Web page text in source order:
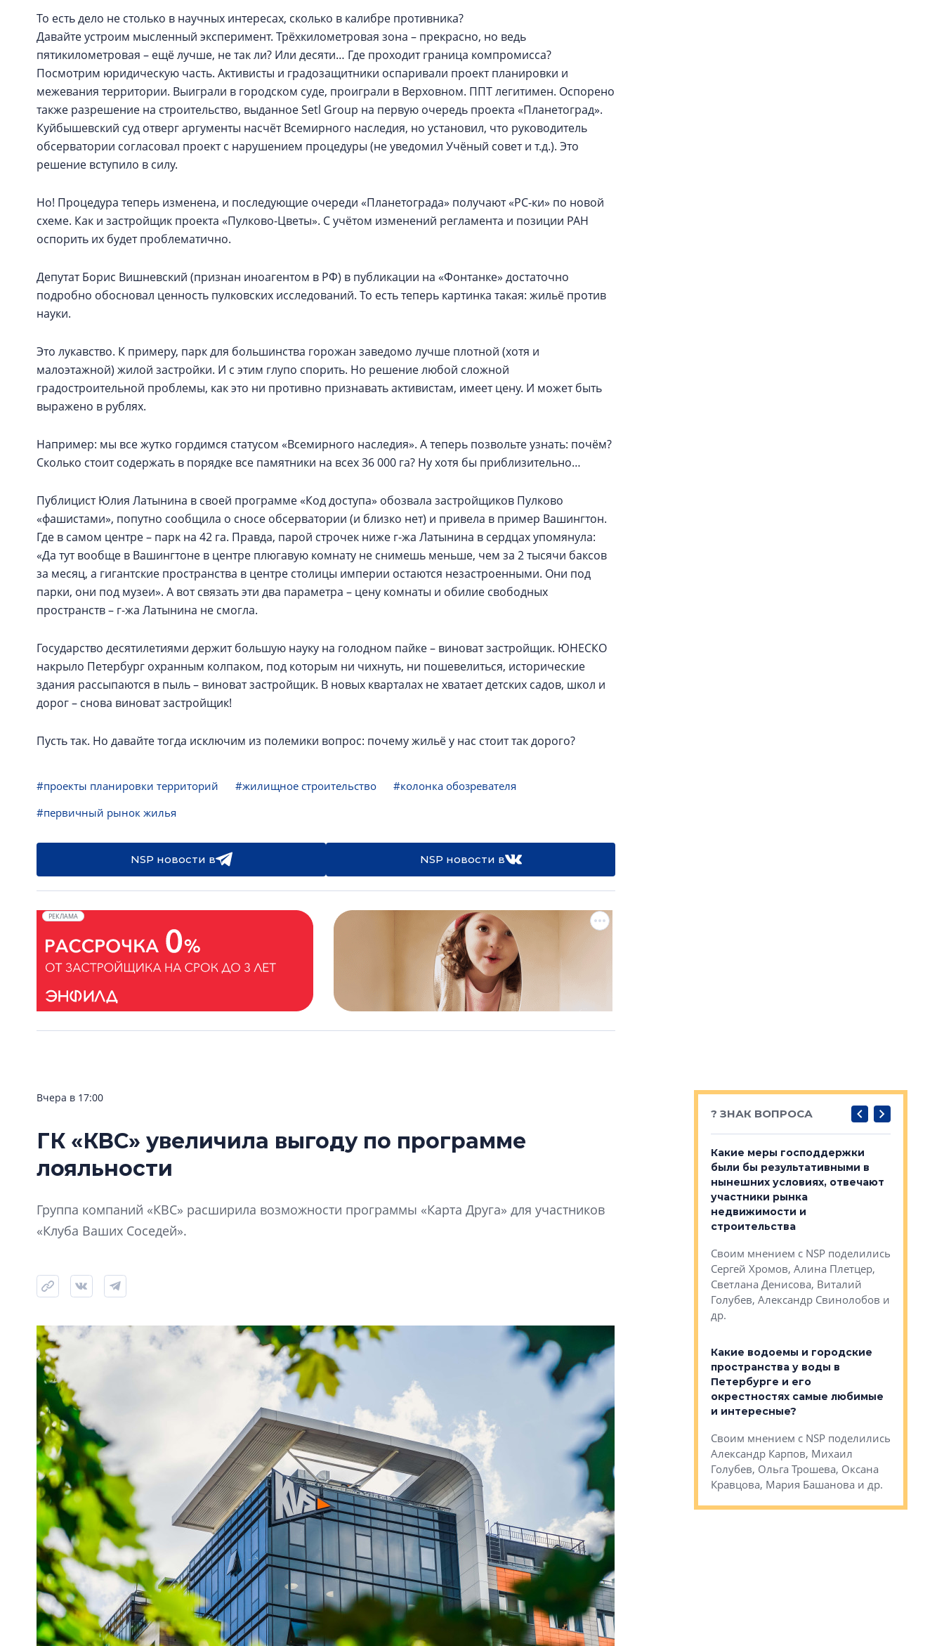
То есть дело не столько в научных интересах, сколько в калибре противника?
Давайте устроим мысленный эксперимент. Трёхкилометровая зона – прекрасно, но ведь
пятикилометровая – ещё лучше, не так ли? Или десяти… Где проходит граница компромисса?
Посмотрим юридическую часть. Активисты и градозащитники оспаривали проект планировки и
межевания территории. Выиграли в городском суде, проиграли в Верховном. ППТ легитимен. Оспорено
также разрешение на строительство, выданное Setl Group на первую очередь проекта «Планетоград».
Куйбышевский суд отверг аргументы насчёт Всемирного наследия, но установил, что руководитель
обсерватории согласовал проект с нарушением процедуры (не уведомил Учёный совет и т.д.). Это
решение вступило в силу.
Но! Процедура теперь изменена, и последующие очереди «Планетограда» получают «РС-ки» по новой
схеме. Как и застройщик проекта «Пулково-Цветы». С учётом изменений регламента и позиции РАН
оспорить их будет проблематично.
Депутат Борис Вишневский (признан иноагентом в РФ) в публикации на «Фонтанке» достаточно
подробно обосновал ценность пулковских исследований. То есть теперь картинка такая: жильё против
науки.
Это лукавство. К примеру, парк для большинства горожан заведомо лучше плотной (хотя и
малоэтажной) жилой застройки. И с этим глупо спорить. Но решение любой сложной
градостроительной проблемы, как это ни противно признавать активистам, имеет цену. И может быть
выражено в рублях.
Например: мы все жутко гордимся статусом «Всемирного наследия». А теперь позвольте узнать: почём?
Сколько стоит содержать в порядке все памятники на всех 36 000 га? Ну хотя бы приблизительно…
Публицист Юлия Латынина в своей программе «Код доступа» обозвала застройщиков Пулково
«фашистами», попутно сообщила о сносе обсерватории (и близко нет) и привела в пример Вашингтон.
Где в самом центре – парк на 42 га. Правда, парой строчек ниже г-жа Латынина в сердцах упомянула:
«Да тут вообще в Вашингтоне в центре плюгавую комнату не снимешь меньше, чем за 2 тысячи баксов
за месяц, а гигантские пространства в центре столицы империи остаются незастроенными. Они под
парки, они под музеи». А вот связать эти два параметра – цену комнаты и обилие свободных
пространств – г-жа Латынина не смогла.
Государство десятилетиями держит большую науку на голодном пайке – виноват застройщик. ЮНЕСКО
накрыло Петербург охранным колпаком, под которым ни чихнуть, ни пошевелиться, исторические
здания рассыпаются в пыль – виноват застройщик. В новых кварталах не хватает детских садов, школ и
дорог – снова виноват застройщик!
Пусть так. Но давайте тогда исключим из полемики вопрос: почему жильё у нас стоит так дорого?
#проекты планировки территорий #жилищное строительство
#колонка обозревателя
#первичный рынок жилья
NSP новости в NSP новости в
РЕКЛАМА
Вчера в 17:00
ГК «КВС» увеличила выгоду по программе
лояльности
Группа компаний «КВС» расширила возможности программы «Карта Друга» для участников
«Клуба Ваших Соседей».
? ЗНАК ВОПРОСА
Разрыв цен между первичкой и
Какие наиболее востребованы
специальности и компетенции
в сфере девелопмента и
строительства?
Своим мнением с NSP поделились
Валентина Калинина, Анжелика
Альшаева, Александр
Свинолобов, Александр Кравцов,
Кирилл Кудинов и др.
Какие меры господдержки
были бы результативными в
нынешних условиях, отвечают
участники рынка
недвижимости и
строительства
Своим мнением с NSP поделились
Сергей Хромов, Алина Плетцер,
Светлана Денисова, Виталий
Голубев, Александр Свинолобов и
др.
Какие водоемы и городские
пространства у воды в
Петербурге и его
окрестностях самые любимые
и интересные?
Своим мнением с NSP поделились
Александр Карпов, Михаил
Голубев, Ольга Трошева, Оксана
Кравцова, Мария Башанова и др.